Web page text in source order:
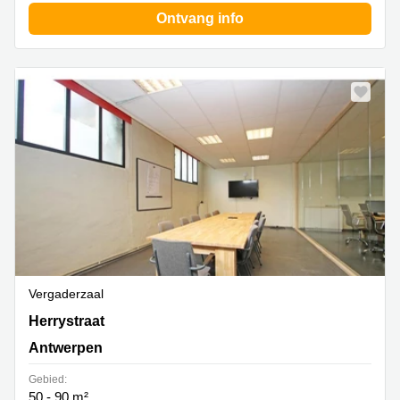
Ontvang info
Vergaderzaal
Herrystr. 8b, Antwerpen
Herrystraat
Antwerpen
Gebied: